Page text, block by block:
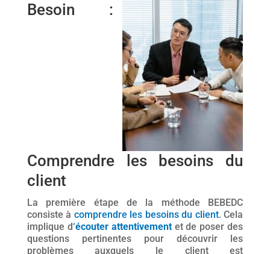
Besoin :
Comprendre les besoins du
client
La première étape de la méthode BEBEDC
consiste à comprendre les besoins du client. Cela
implique d‘écouter attentivement et de poser des
questions pertinentes pour découvrir les
problèmes auxquels le client est